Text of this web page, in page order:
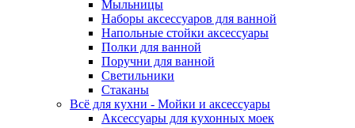
Мыльницы
Наборы аксессуаров для ванной
Напольные стойки аксессуары
Полки для ванной
Поручни для ванной
Светильники
Стаканы
Всё для кухни - Мойки и аксессуары
Аксессуары для кухонных моек